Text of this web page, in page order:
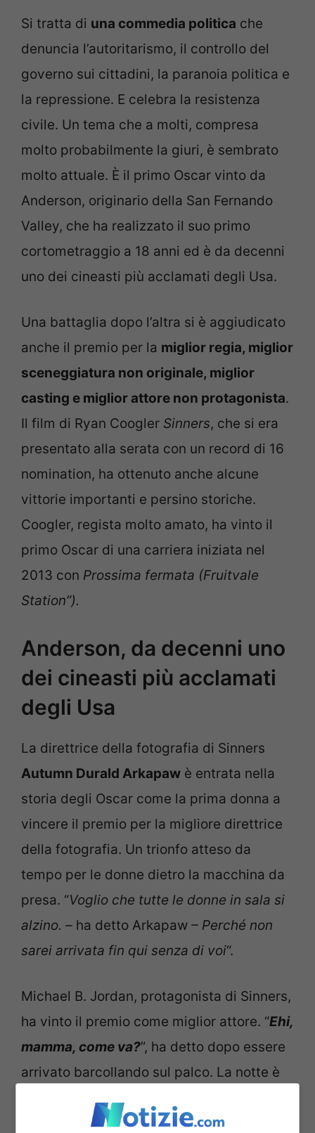
Si tratta di una commedia politica che
denuncia l’autoritarismo, il controllo del
governo sui cittadini, la paranoia politica e
la repressione. E celebra la resistenza
civile. Un tema che a molti, compresa
molto probabilmente la giuri, è sembrato
molto attuale. È il primo Oscar vinto da
Anderson, originario della San Fernando
Valley, che ha realizzato il suo primo
cortometraggio a 18 anni ed è da decenni
uno dei cineasti più acclamati degli Usa.
Una battaglia dopo l’altra si è aggiudicato
anche il premio per la miglior regia, miglior
sceneggiatura non originale, miglior
casting e miglior attore non protagonista.
Il film di Ryan Coogler Sinners, che si era
presentato alla serata con un record di 16
nomination, ha ottenuto anche alcune
vittorie importanti e persino storiche.
Coogler, regista molto amato, ha vinto il
primo Oscar di una carriera iniziata nel
2013 con Prossima fermata (Fruitvale
Station”).
Anderson, da decenni uno
dei cineasti più acclamati
degli Usa
La direttrice della fotografia di Sinners
Autumn Durald Arkapaw è entrata nella
storia degli Oscar come la prima donna a
vincere il premio per la migliore direttrice
della fotografia. Un trionfo atteso da
tempo per le donne dietro la macchina da
presa. “Voglio che tutte le donne in sala si
alzino. – ha detto Arkapaw – Perché non
sarei arrivata fin qui senza di voi“.
Michael B. Jordan, protagonista di Sinners,
ha vinto il premio come miglior attore. “Ehi,
mamma, come va?”, ha detto dopo essere
arrivato barcollando sul palco. La notte è
di Una battaglia dopo l’altra e Sinners, che